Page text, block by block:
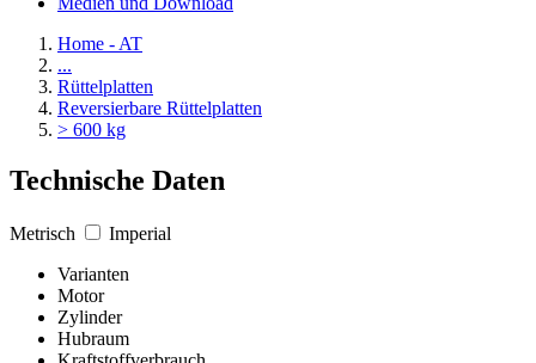
Home - AT
...
Rüttelplatten
Reversierbare Rüttelplatten
> 600 kg
Technische Daten
Metrisch
Imperial
Varianten
Motor
Zylinder
Hubraum